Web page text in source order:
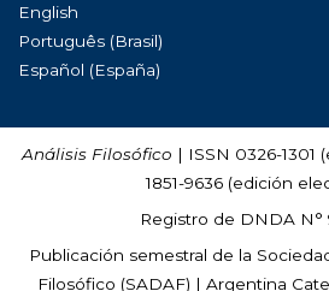
English
Português (Brasil)
Español (España)
Análisis Filosófico | ISSN 0326-1301
1851-9636 (edición
Registro de DNDA N°
Publicación semestral de la
Filosófico (SADAF) | Argentina